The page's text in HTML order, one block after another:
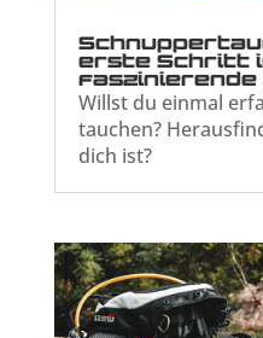
erste Schritt
faszinierende
Willst du einmal
tauchen?
dich ist?